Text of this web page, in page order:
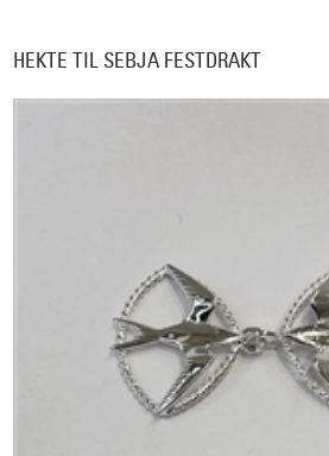
HEKTE TIL SEBJA FESTDRAKT